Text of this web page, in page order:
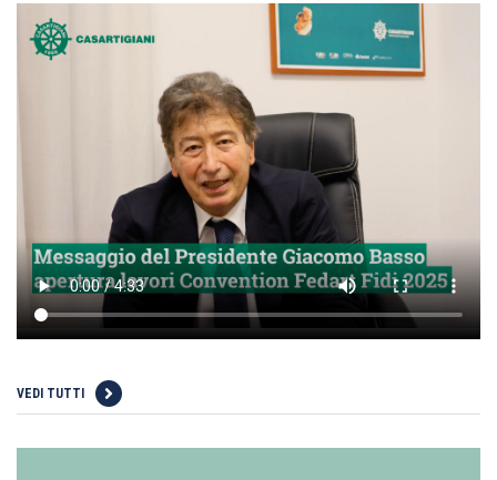
VEDI TUTTI